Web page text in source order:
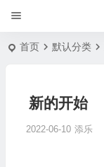
首页 默认分类
新的开始
2022-06-10 添乐